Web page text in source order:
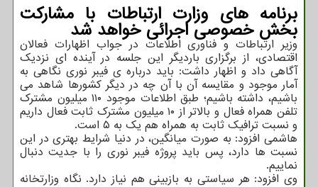
برنامه های وزارت ارتباطات با مشارکت
بخش خصوصی اجرائی خواهد شد
وزیر ارتباطات و فناوری اطلاعات در جواب اظهارات فعالان
اقتصادی، از برگزاری باردیگر این جلسه در آینده ای نزدیک
آگاهی داد و اظهار داشت: باید درباره ی فیبر نوری نگاهی به
آمار موجود و مقایسه آن با آن چه در دیگر کشورها شاهد می
باشیم، داشته باشیم؛ طبق اطلاعات موجود ۱۱۰ میلیون مشترک
تلفن همراه فعال و بالاتر از ۱۰ میلیون مشترک ثابت فعال داریم
و نسبت ترافیک ثابت به همراه هم یک به ۵ است.
هاشمی افزود: به صورت میانگین، در دنیا شرایط بهتری در این
نسبت ها دارد، پس باید پروژه فیبر نوری را با جدیت دنبال
نماییم.
وی افزود: هر سیاستی به بازبینی هم نیاز دارد. نگاه وزارتخانه